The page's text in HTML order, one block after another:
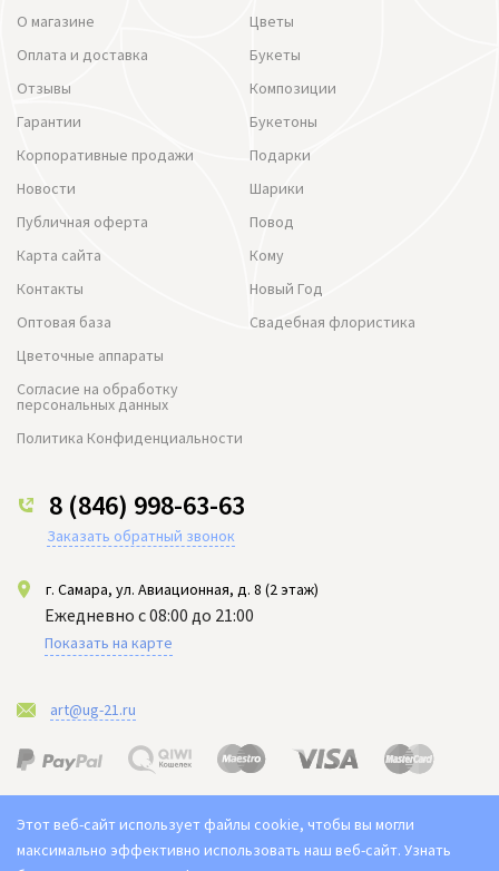
О магазине
Оплата и доставка
Отзывы
Гарантии
Корпоративные продажи
Новости
Публичная оферта
Карта сайта
Контакты
Оптовая база
Цветочные аппараты
Согласие на обработку
персональных данных
Политика Конфиденциальности
Цветы
Букеты
Композиции
Букетоны
Подарки
Шарики
Повод
Кому
Новый Год
Свадебная флористика
8 (846) 998-63-63
Заказать обратный звонок
г. Самара, ул. Авиационная, д. 8 (2 этаж)
Ежедневно с 08:00 до 21:00
Показать на карте
art@ug-21.ru
Этот веб-сайт использует файлы cookie, чтобы вы могли
максимально эффективно использовать наш веб-сайт. Узнать